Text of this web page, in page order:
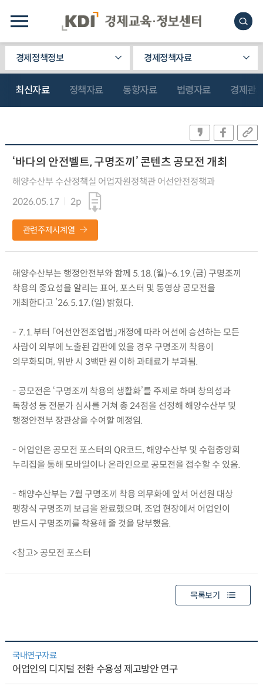
경제정책정보 경제정책자료
최신자료 정책자료 동향자료 법령자료 경제관
‘바다의 안전벨트, 구명조끼’ 콘텐츠 공모전 개최
해양수산부 수산정책실 어업자원정책관 어선안전정책과
2026.05.17
2p
관련주제시계열
해양수산부는 행정안전부와 함께 5.18.(월)~6.19.(금) 구명조끼
착용의 중요성을 알리는 표어, 포스터 및 동영상 공모전을
개최한다고 ’26.5.17.(일) 밝혔다.
- 7.1.부터 「어선안전조업법」개정에 따라 어선에 승선하는 모든
사람이 외부에 노출된 갑판에 있을 경우 구명조끼 착용이
의무화되며, 위반 시 3백만 원 이하 과태료가 부과됨.
- 공모전은 ‘구명조끼 착용의 생활화’를 주제로 하며 창의성과
독창성 등 전문가 심사를 거쳐 총 24점을 선정해 해양수산부 및
행정안전부 장관상을 수여할 예정임.
- 어업인은 공모전 포스터의 QR코드, 해양수산부 및 수협중앙회
누리집을 통해 모바일이나 온라인으로 공모전을 접수할 수 있음.
- 해양수산부는 7월 구명조끼 착용 의무화에 앞서 어선원 대상
팽창식 구명조끼 보급을 완료했으며, 조업 현장에서 어업인이
반드시 구명조끼를 착용해 줄 것을 당부했음.
<참고> 공모전 포스터
목록보기
국내연구자료
어업인의 디지털 전환 수용성 제고방안 연구